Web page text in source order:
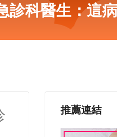
診科醫生：這
推薦連結